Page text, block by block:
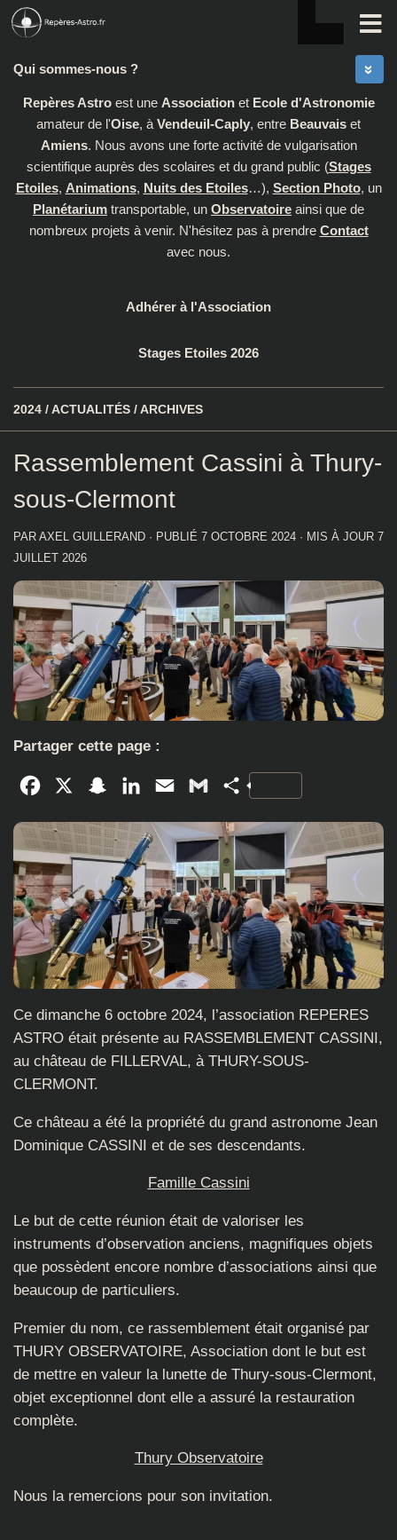
Skip to content
Qui sommes-nous ?
Repères Astroest une Associationet Ecole d'Astronomie
amateur de l'Oise, à Vendeuil-Caply, entre Beauvais et
Amiens. Nous avons une forte activité de vulgarisation
scientifique auprès des scolaires et du grand public (Stages
Etoiles, Animations, Nuits des Etoiles…), Section Photo, un
Planétarium transportable, un Observatoire ainsi que de
nombreux projets à venir. N'hésitez pas à prendre Contact
avec nous.
Adhérer à l'Association
Stages Etoiles 2026
2024 /ACTUALITÉS /ARCHIVES
Rassemblement Cassini à Thury-
sous-Clermont
PAR AXEL GUILLERAND · PUBLIÉ 7 OCTOBRE 2024 · MIS À JOUR 7
JUILLET 2026
Partager cette page :
Facebook SnapchatLinkedInEmail GmailPartager
Ce dimanche 6 octobre 2024, l’association REPERES
ASTRO était présente au RASSEMBLEMENT CASSINI,
au château de FILLERVAL, à THURY-SOUS-
CLERMONT.
Ce château a été la propriété du grand astronome Jean
Dominique CASSINI et de ses descendants.
Famille Cassini
Le but de cette réunion était de valoriser les
instruments d’observation anciens, magnifiques objets
que possèdent encore nombre d’associations ainsi que
beaucoup de particuliers.
Premier du nom, ce rassemblement était organisé par
THURY OBSERVATOIRE, Association dont le but est
de mettre en valeur la lunette de Thury-sous-Clermont,
objet exceptionnel dont elle a assuré la restauration
complète.
Thury Observatoire
Nous la remercions pour son invitation.